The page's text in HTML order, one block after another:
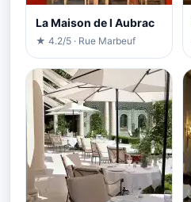
La Maison de l Aubrac
★ 4.2/5 · Rue Marbeuf